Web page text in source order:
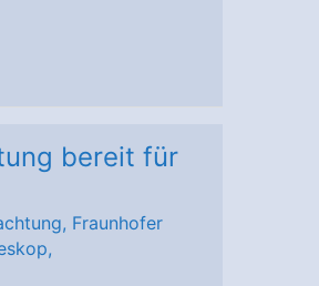
bereit für
, Fraunhofer
,